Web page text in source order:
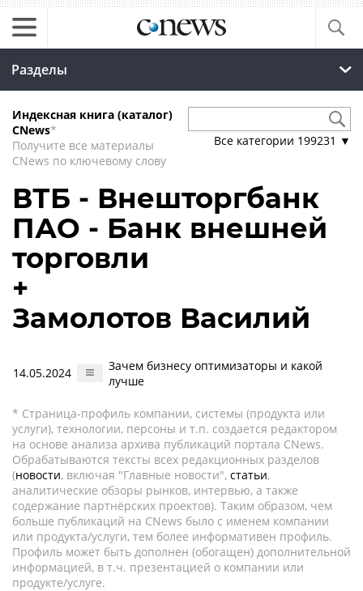
Разделы
Индексная книга (каталог)
CNews*
Получите все материалы
CNews по ключевому слову
Все категории 199231 ▼
ВТБ - Внешторгбанк
ПАО - Банк внешней
торговли
+
Замолотов Василий
14.05.2024
Зачем бизнесу оптимизаторы и какой
лучше
* Страница-профиль компании, системы (продукта или
услуги), технологии, персоны и т.п. создается редактором
на основе анализа архива публикаций портала CNews.
Обрабатываются тексты всех редакционных разделов
(новости, включая "Главные новости", статьи,
аналитические обзоры рынков, интервью, а также
содержание партнёрских проектов). Таким образом, чем
больше публикаций на CNews было с именем компании
или продукта/услуги, тем более информативен профиль.
Профиль может быть дополнен (обогащен) дополнительной
информацией, в т.ч. презентацией о компании или
продукте/услуге.